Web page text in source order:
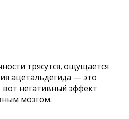
трясутся, ощущается
ацетальдегида — это
негативный эффект
мозгом.